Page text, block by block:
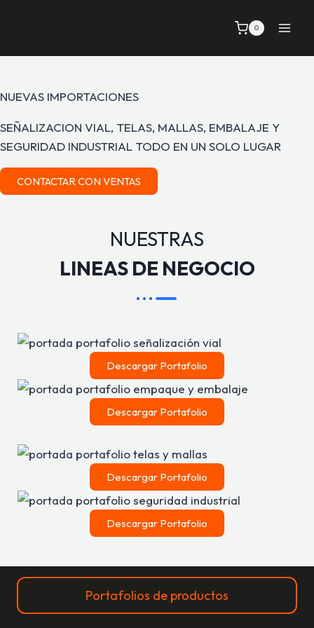
0
NUEVAS IMPORTACIONES
SEÑALIZACION VIAL, TELAS, MALLAS, EMBALAJE Y
SEGURIDAD INDUSTRIAL TODO EN UN SOLO LUGAR
CONTACTAR CON VENTAS
NUESTRAS
LINEAS DE NEGOCIO
Descargar Portafolio
Descargar Portafolio
Descargar Portafolio
Descargar Portafolio
Portafolios de productos